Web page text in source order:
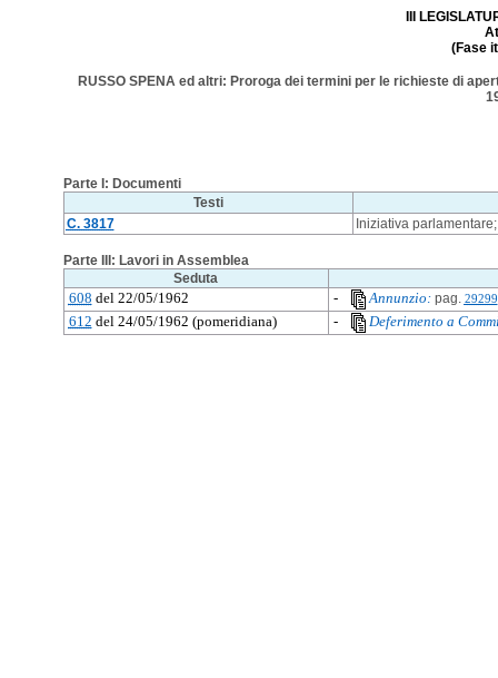
III
(Fase
RUSSO SPENA ed altri: Proroga dei termini per le richieste di
Parte I: Documenti
Testi
C. 3817
Iniziativa
Parte III: Lavori in Assemblea
Seduta
608 del 22/05/1962 - Annunzio:pag. 29299
612 del 24/05/1962 (pomeridiana) - Deferimento a